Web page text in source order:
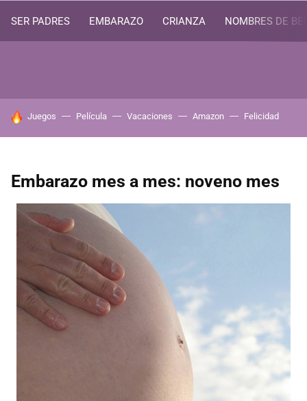
SER PADRES EMBARAZO CRIANZA NOMBRES DE
HOY SE HABLA DE
Juegos Película Vacaciones Amazon Felicidad
Embarazo mes a mes: noveno mes